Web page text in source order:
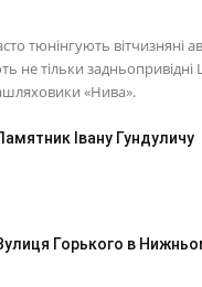
тюнінгують вітчизняні
не тільки задньопривідні
«Нива».
Івану Гундуличу
Горького в